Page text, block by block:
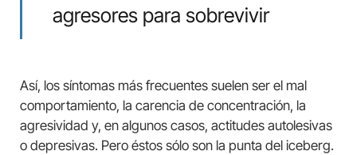
agresores para sobrevivir
Así, los síntomas más frecuentes suelen ser el mal
comportamiento, la carencia de concentración, la
agresividad y, en algunos casos, actitudes autolesivas
o depresivas. Pero éstos sólo son la punta del iceberg.